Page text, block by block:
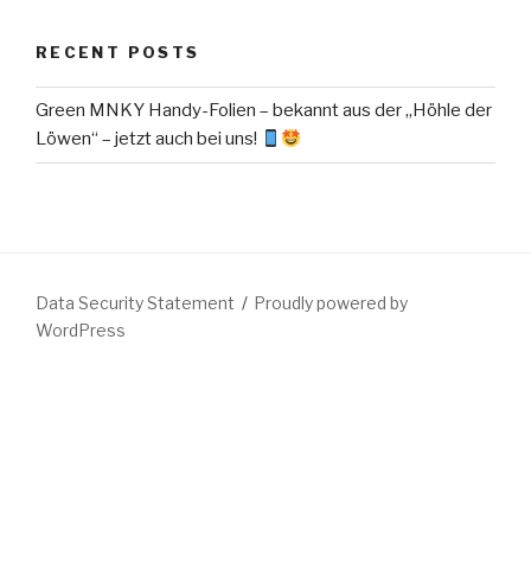
RECENT POSTS
Green MNKY Handy-Folien – bekannt aus der „Höhle der
Löwen“ – jetzt auch bei uns!
Data Security Statement
Proudly powered by
WordPress